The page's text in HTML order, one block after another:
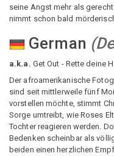
seine Angst mehr als
nimmt schon bald
German (
a.k.a. Get Out - Rette deine
Der afroamerikanische
sind seit mittlerweile fünf
vorstellen möchte, stimmt
Sorge umtreibt, wie Roses
Tochter reagieren werden.
Bedenken scheinbar als
beiden einen herzlichen